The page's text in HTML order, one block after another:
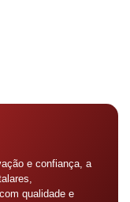
e confiança, a
qualidade e